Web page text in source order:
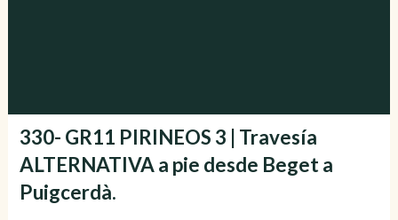
330- GR11 PIRINEOS 3 | Travesía
ALTERNATIVA a pie desde Beget a
Puigcerdà.